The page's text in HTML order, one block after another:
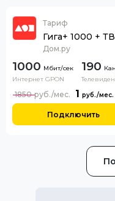
Тариф
Гига+ 1000 + ТВ
Дом.ру
1000
Интернет GPON
190
1
1850
Подключить